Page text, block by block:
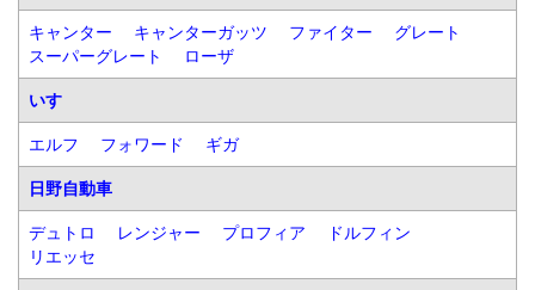
キャンター キャンターガッツ ファイター
グレート
スーパーグレート
ローザ
いすゞ
エルフ フォワード ギガ
日野自動車
デュトロ レンジャー プロフィア
ドルフィン
リエッセ